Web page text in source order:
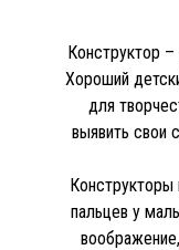
Конструктор
Хороший
для
выявить свои
пальцев у